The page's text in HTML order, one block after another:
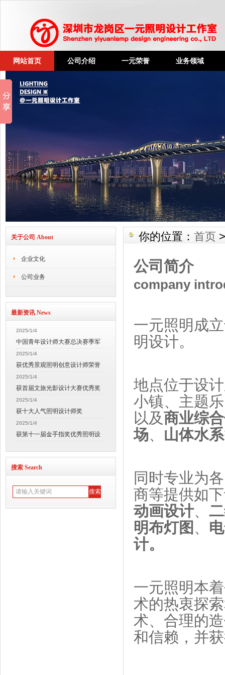
网站首页 公司介绍 一元荣誉 业务领域
关于公司 About
企业文化
公司业务
最新资讯 News
2025/1/4
中国青年设计师大赛总决赛季军
2025/1/4
获优秀景观照明创意设计师荣誉
2025/1/4
获首届文旅光影设计大赛优秀奖
2025/1/4
获十大人气照明设计师奖
2025/1/4
获第十一届金手指奖优秀照明设
搜索 Search
你的位置： 首页
公司简介
company
一元照明成
明设计。
地点位于设
小镇、主题
以及商业综
场、 山体水系
同时专业为
商等提供如
动画设计、
明布灯图 、
计。
一元照明本
术的热衷探
术、合理的
和信赖，并